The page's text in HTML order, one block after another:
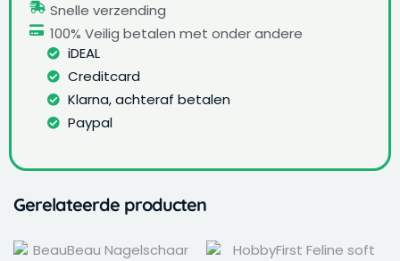
Snelle verzending
100% Veilig betalen met onder andere
iDEAL
Creditcard
Klarna, achteraf betalen
Paypal
Gerelateerde producten
Dit